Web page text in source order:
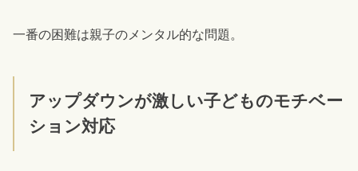
一番の困難は親子のメンタル的な問題。
アップダウンが激しい子どものモチベー
ション対応